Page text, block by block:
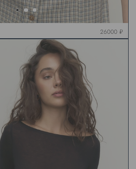
26000 ₽